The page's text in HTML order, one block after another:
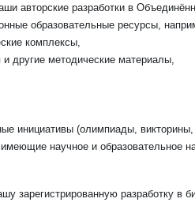
авторские разработки в
образовательные ресурсы,
комплексы,
другие методические материалы,
инициативы (олимпиады,
научное и образовательное
зарегистрированную разработку в